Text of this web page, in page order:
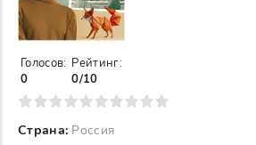
Страна: Россия
Голосов:
0
Рейтинг:
0/10
7 8 9 10